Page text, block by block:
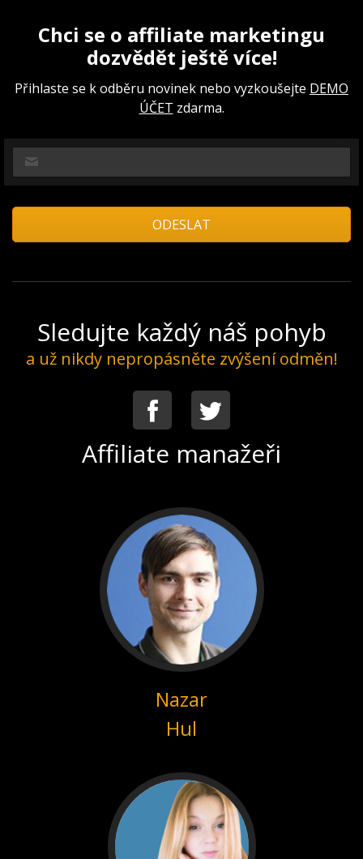
Chci se o affiliate marketingu
dozvědět ještě více!
Přihlaste se k odběru novinek nebo vyzkoušejte DEMO
ÚČET zdarma.
Sledujte každý náš pohyb
a už nikdy nepropásněte zvýšení odměn!
Facebook
Affiliate manažeři
Nazar
Hul